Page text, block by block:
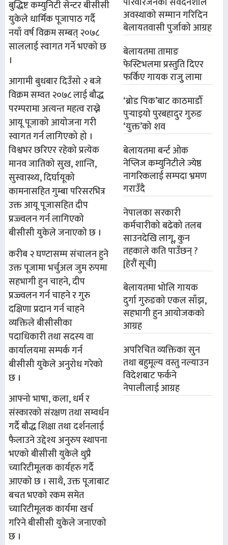
बुद्धिष्ट कम्युनिटी सेन्टर बीसीसी
युकेले धार्मिक पूजापाठ गर्दै
नयाँ वर्ष विक्रम सम्बत् २०७८
साललाई स्वागत गर्ने भएको छ
।
आगामी बुधबार दिउँसो २ बजे
विक्रम सम्वत २०७८ लाई बौद्ध
परम्परामा अत्यन्त महत्व राख्ने
आयू पूजाको आयोजना गरी
स्वागत गर्न लागिएको हो ।
विश्वभर छरिएर रहेको प्रत्येक
मानव जातिको सुख, शान्ति,
सुस्वास्थ्य, दिर्घायूको
कामनासहित गुम्बा परिसरभित्र
उक्त आयू पूजासहित दीप
प्रज्ज्वलन गर्न लागिएको
बीसीसी युकेले जनाएको छ ।
करीब २ घण्टासम्म संचालन हुने
उक्त पूजामा भर्चुअल जुम रुपमा
सहभागी हुन चाहने, दीप
प्रज्ज्वलन गर्न चाहने र गुरु
दक्षिणा प्रदान गर्न चाहने
व्यक्तिले बीसीसीका
पदाधिकारी तथा सदस्य वा
कार्यालयमा सम्पर्क गर्न
बीसीसी युकेले अनुरोध गरेको
छ ।
आफ्नो भाषा, कला, धर्म र
संस्कारको संरक्षण तथा सम्वर्धन
गर्दै बौद्ध शिक्षा तथा दर्शनलाई
फैलाउने उद्देश्य अनुरुप स्थापना
भएको बीसीसी युकेले थुप्रै
च्यारिटीमूलक कार्यहरु गर्दै
आएको छ । साथै, उक्त पूजाबाट
बचत भएको रकम समेत
च्यारिटीमूलक कार्यमा खर्च
गरिने बीसीसी युकेले जनाएको
छ ।
अवस्थाको सम्मान गरिदिन
बेलायतवासी पुर्जाको आग्रह
बेलायतमा तामाङ
फेस्टिभलमा प्रस्तुति दिएर
फर्किए गायक राजुु लामा
‘ब्रोड पिक’बाट काठमाडौँ
पुर्‍याइयो पुरबहादुर गुरुङ
‘युक्त’को शव
बेलायतमा बर्न्ट ओक
नेप्लिज कम्युनिटीले ज्येष्ठ
नागरिकलाई सम्पदा भ्रमण
गराउँदै
नेपालका सरकारी
कर्मचारीको बढेको तलब
साउनदेखि लागू, कुन
तहकाले कति पाउँछन् ?
[हेरौं सूची]
बेलायतमा भोलि गायक
दुर्गा गुरुङको एकल साँझ,
सहभागी हुन आयोजकको
आग्रह
अपरिचित व्यक्तिका सुन
तथा बहुमूल्य वस्तु नल्याउन
विदेशबाट फर्कने
नेपालीलाई आग्रह